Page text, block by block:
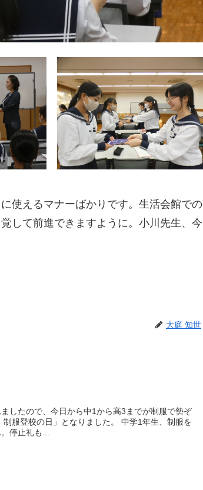
使えるマナーばかりです。生活会館での
して前進できますように。小川先生、今
大庭 知世
したので、今日から中1から高3までが制服で勢ぞ
服登校の日」となりました。 中学1年生、制服を
停止礼も...